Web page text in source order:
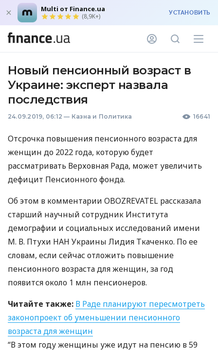
Multi от Finance.ua
(8,9K+) УСТАНОВИТЬ
Новый пенсионный возраст в
Украине: эксперт назвала
последствия
24.09.2019, 06:12 — Казна и Политика 16641
Отсрочка повышения пенсионного возраста для
женщин до 2022 года, которую будет
рассматривать Верховная Рада, может увеличить
дефицит Пенсионного фонда.
Об этом в комментарии OBOZREVATEL рассказала
старший научный сотрудник Института
демографии и социальных исследований имени
М. В. Птухи НАН Украины Лидия Ткаченко. По ее
словам, если сейчас отложить повышение
пенсионного возраста для женщин, за год
появится около 1 млн пенсионеров.
Читайте также: В Раде планируют пересмотреть
законопроект об уменьшении пенсионного
возраста для женщин
“В этом году женщины уже идут на пенсию в 59